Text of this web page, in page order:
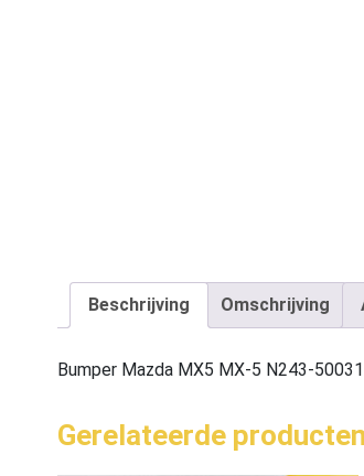
Beschrijving Omschrijving
Bumper Mazda MX5 MX-5 N243-
Gerelateerde producten